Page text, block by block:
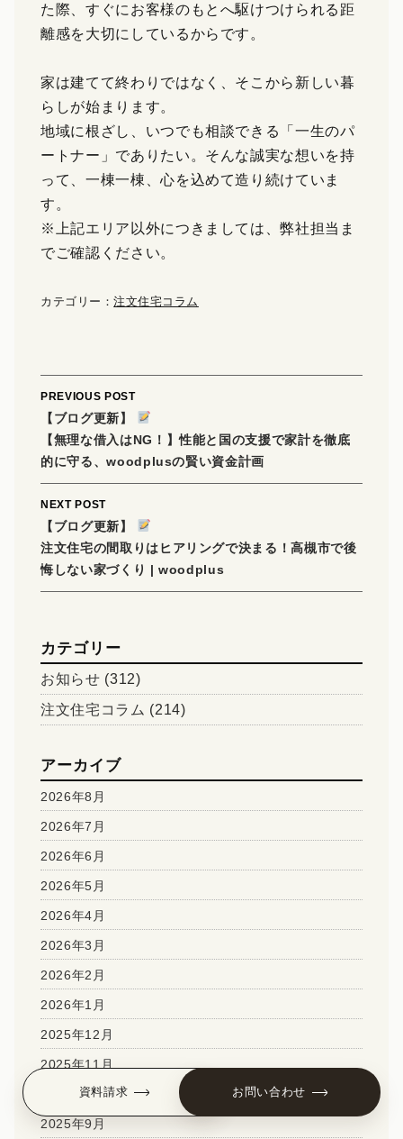
た際、すぐにお客様のもとへ駆けつけられる距
離感を大切にしているからです。
家は建てて終わりではなく、そこから新しい暮
らしが始まります。
地域に根ざし、いつでも相談できる「一生のパ
ートナー」でありたい。そんな誠実な想いを持
って、一棟一棟、心を込めて造り続けていま
す。
※上記エリア以外につきましては、弊社担当ま
でご確認ください。
カテゴリー：注文住宅コラム
Post
navigation
PREVIOUS POST
【ブログ更新】
【無理な借入はNG！】性能と国の支援で家計を徹底
的に守る、woodplusの賢い資金計画
NEXT POST
【ブログ更新】
注文住宅の間取りはヒアリングで決まる！高槻市で後
悔しない家づくり | woodplus
カテゴリー
お知らせ (312)
注文住宅コラム (214)
アーカイブ
2026年8月
2026年7月
2026年6月
2026年5月
2026年4月
2026年3月
2026年2月
2026年1月
2025年12月
2025年11月
2025年10月
2025年9月
資料請求 お問い合わせ